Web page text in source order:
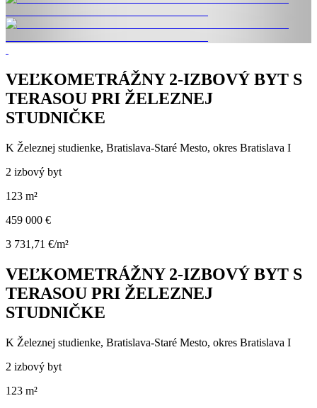
VEĽKOMETRÁŽNY 2-IZBOVÝ BYT S
TERASOU PRI ŽELEZNEJ
STUDNIČKE
K Železnej studienke, Bratislava-Staré Mesto, okres Bratislava I
2 izbový byt
123 m²
459 000 €
3 731,71 €/m²
VEĽKOMETRÁŽNY 2-IZBOVÝ BYT S
TERASOU PRI ŽELEZNEJ
STUDNIČKE
K Železnej studienke, Bratislava-Staré Mesto, okres Bratislava I
2 izbový byt
123 m²